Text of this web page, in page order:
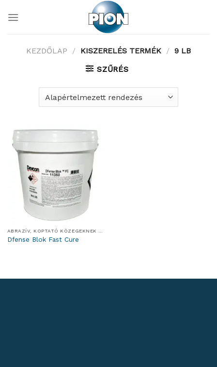
KEZDŐLAP / KISZERELÉS TERMÉK / 9 LB
SZŰRÉS
Dfense Blok Fast Cure